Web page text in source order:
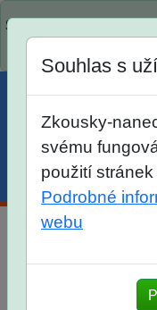
Spustili jsme
Menu Účet
skutečných
Souhlas s
Zkousky-
svému
použití
Podrobné
webu